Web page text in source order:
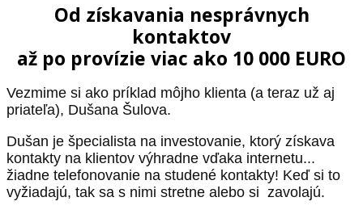
Od získavania nesprávnych
kontaktov
až po provízie viac ako 10 000 EURO
Vezmime si ako príklad môjho klienta (a teraz už aj
priateľa), Dušana Šulova.
Dušan je špecialista na investovanie, ktorý získava
kontakty na klientov výhradne vďaka internetu...
žiadne telefonovanie na studené kontakty! Keď si to
vyžiadajú, tak sa s nimi stretne alebo si zavolajú.